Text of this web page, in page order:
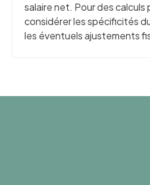
salaire net. Pour des calculs
considérer les spécificités
les éventuels ajustements